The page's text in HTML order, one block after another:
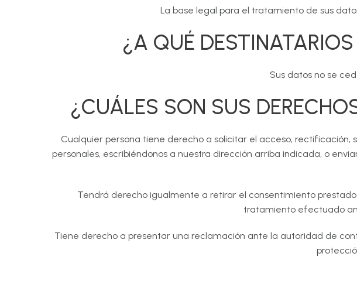
La base legal para el tratamiento de sus
¿A QUÉ
Sus datos no se
¿CUÁLES SON SUS
Cualquier persona tiene derecho a solicitar el acceso, rectificación,
personales, escribiéndonos a nuestra dirección arriba indicada, o
Tendrá derecho igualmente a retirar el consentimiento
tratamiento efectuado
Tiene derecho a presentar una reclamación ante la autoridad de